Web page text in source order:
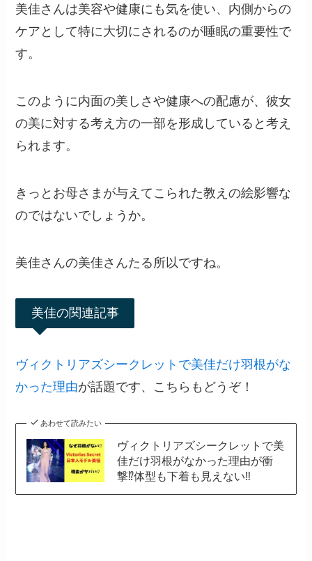
美佳さんは美容や健康にも気を使い、内側からの
ケアとして特に大切にされるのが睡眠の重要性で
す。
このように内面の美しさや健康への配慮が、彼女
の美に対する考え方の一部を形成していると考え
られます。
きっとお母さまが与えてこられた教えの絵影響な
のではないでしょうか。
美佳さんの美佳さんたる所以ですね。
美佳の関連記事
ヴィクトリアズシークレットで美佳だけ羽根がな
かった理由が話題です、こちらもどうぞ！
あわせて読みたい
ヴィクトリアズシークレットで美
佳だけ羽根がなかった理由が衝
撃⁉体型も下着も見えない‼